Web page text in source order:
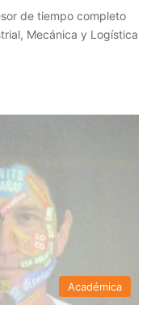
de tiempo completo
Mecánica y Logística
Académica